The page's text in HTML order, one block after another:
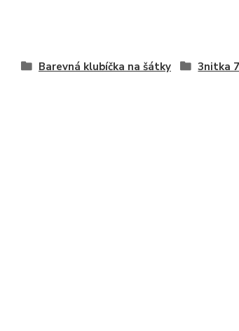
Barevná klubíčka na šátky 3nitka